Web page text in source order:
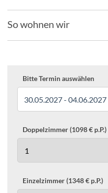
So wohnen wir
Bitte Termin auswählen
30.05.2027 - 04.06.2027
Doppelzimmer (1098 € p.P.)
Einzelzimmer (1348 € p.P.)